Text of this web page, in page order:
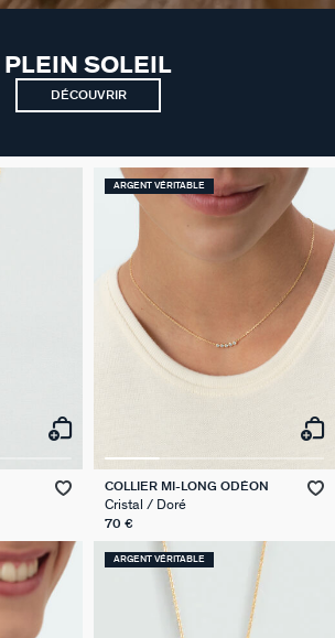
PLEIN SOLEIL
DÉCOUVRIR
ARGENT VÉRITABLE
COLLIER MI-LONG ODÉON
Cristal / Doré
70 €
ARGENT VÉRITABLE